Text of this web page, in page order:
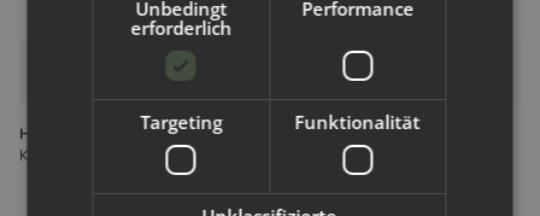
Hersteller gemäß GPSR
KIKKO CZ s.r.o. Štepanákova 6 719 00 Ostrava Tschechien info@xkko.de
Unbedingt
erforderlich
Performance
Targeting Funktionalität